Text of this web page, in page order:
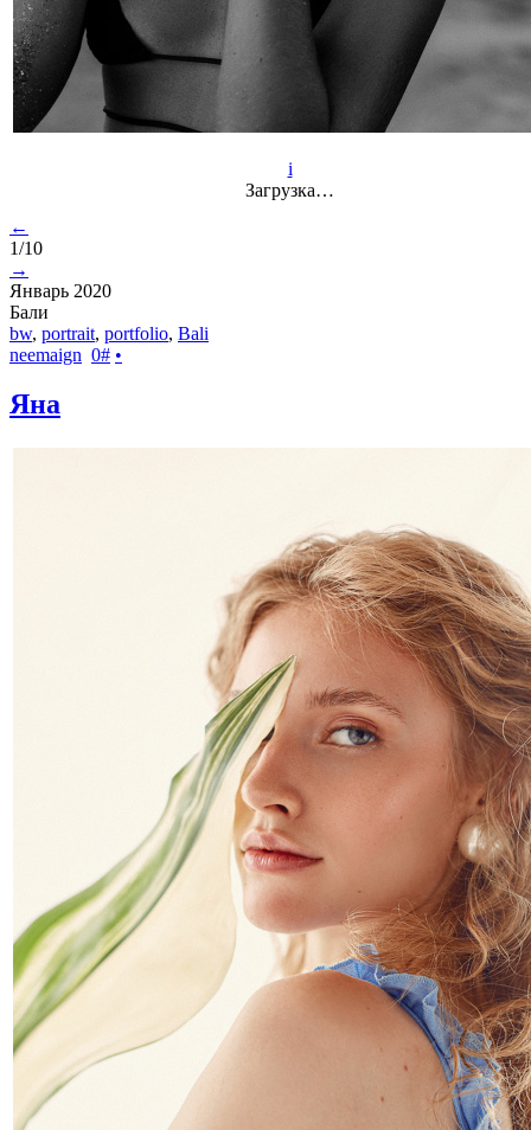
i
Загрузка…
←
1/10
→
Январь 2020
Бали
bw, portrait, portfolio, Bali
neemaign 0# •
Яна